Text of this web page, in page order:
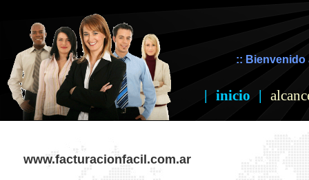
:: Bienvenido
| inicio |
www.facturacionfacil.com.ar